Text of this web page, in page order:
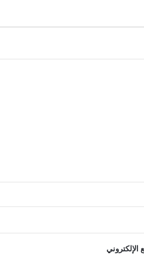
الإلكتروني